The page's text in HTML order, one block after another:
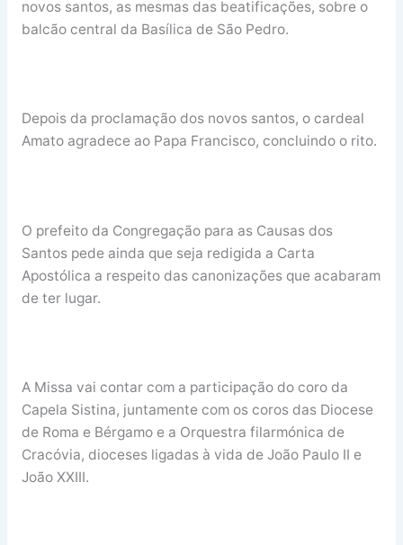
novos santos, as mesmas das beatificações, sobre o
balcão central da Basílica de São Pedro.
Depois da proclamação dos novos santos, o cardeal
Amato agradece ao Papa Francisco, concluindo o rito.
O prefeito da Congregação para as Causas dos
Santos pede ainda que seja redigida a Carta
Apostólica a respeito das canonizações que acabaram
de ter lugar.
A Missa vai contar com a participação do coro da
Capela Sistina, juntamente com os coros das Diocese
de Roma e Bérgamo e a Orquestra filarmónica de
Cracóvia, dioceses ligadas à vida de João Paulo II e
João XXIII.